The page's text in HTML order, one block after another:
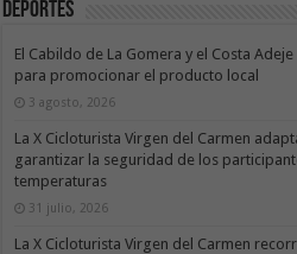
Deportes
El Cabildo de La Gomera y el Costa
para promocionar el producto local
3 agosto, 2026
La X Cicloturista Virgen del Carmen
garantizar la seguridad de los
temperaturas
31 julio, 2026
La X Cicloturista Virgen del Carmen